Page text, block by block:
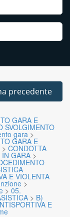
precedente
GARA E
SVOLGIMENTO
gara >
GARA E
> CONDOTTA
GARA >
E VIOLENTA
>
> 05.
> B)
E